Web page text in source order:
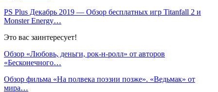
PS Plus Декабрь 2019 — Обзор бесплатных игр Titanfall 2 и
Monster Energy…
Это вас заинтересует!
Обзор «Любовь, деньги, рок-н-ролл» от авторов
«Бесконечного…
Обзор фильма «На полвека поэзии позже». «Ведьмак» от
мира…